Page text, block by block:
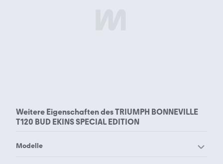
Weitere Eigenschaften desTRIUMPH BONNEVILLE
T120 BUD EKINS SPECIAL EDITION
Modelle